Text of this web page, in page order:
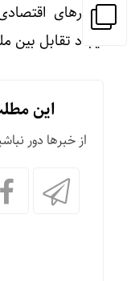
فشارهای
ایجاد تقابل بین
این
از خبرها دور